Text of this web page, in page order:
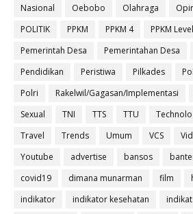
Nasional
Oebobo Olahraga
POLITIK
PPKM PPKM 4 PPKM
Pemerintah Desa
Pemerintahan Desa
Pendidikan
Peristiwa Pilkades
Polri
Rakelwil/Gagasan/Implementasi
Sexual
TNI TTS TTU
Travel
Trends Umum VCS
Youtube
advertise bansos
covid19
dimana munarman film
indikator
indikator kesehatan